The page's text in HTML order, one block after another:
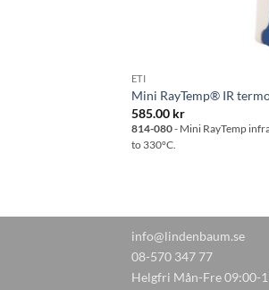
ETI
Mini RayTemp® IR
585.00 kr
814-080- Mini RayTemp
to 330°C.
info@lindenbaum.se
08-570 347 77
Helgfri Mån-Fre 09:00-